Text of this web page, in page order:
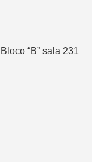
“B” sala 231